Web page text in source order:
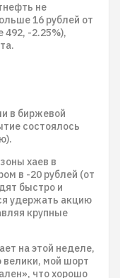
не
16 рублей от
-2.25%),
в биржевой
состоялось
хаев в
в -20 рублей (от
быстро и
удержать акцию
крупные
на этой неделе,
велики, мой шорт
что хорошо